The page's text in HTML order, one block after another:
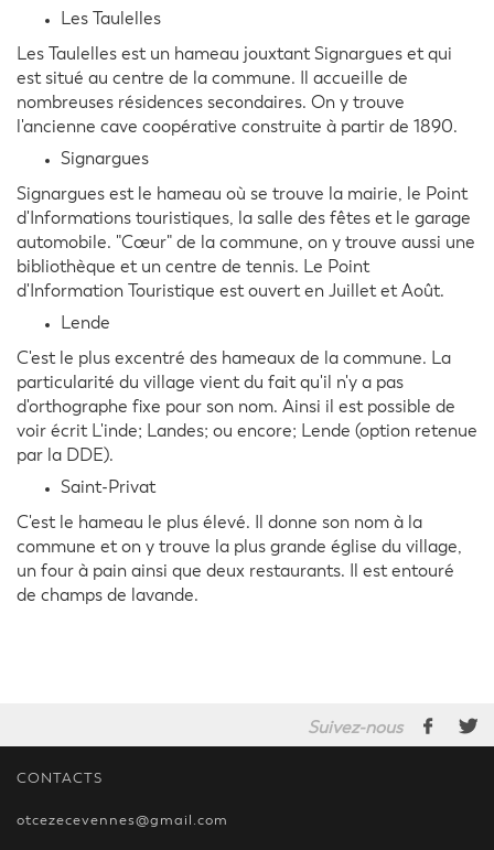
Les Taulelles
Les Taulelles est un hameau jouxtant Signargues et qui
est situé au centre de la commune. Il accueille de
nombreuses résidences secondaires. On y trouve
l'ancienne cave coopérative construite à partir de 1890.
Signargues
Signargues est le hameau où se trouve la mairie, le Point
d'Informations touristiques, la salle des fêtes et le garage
automobile. "Cœur" de la commune, on y trouve aussi une
bibliothèque et un centre de tennis. Le Point
d'Information Touristique est ouvert en Juillet et Août.
Lende
C'est le plus excentré des hameaux de la commune. La
particularité du village vient du fait qu'il n'y a pas
d'orthographe fixe pour son nom. Ainsi il est possible de
voir écrit L'inde; Landes; ou encore; Lende (option retenue
par la DDE).
Saint-Privat
C'est le hameau le plus élevé. Il donne son nom à la
commune et on y trouve la plus grande église du village,
un four à pain ainsi que deux restaurants. Il est entouré
de champs de lavande.
Suivez-nous
CONTACTS
otcezecevennes@gmail.com